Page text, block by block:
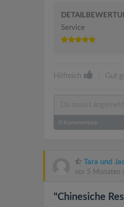
Service
Hilfreich Gut
0 Kommentare
Tara und
vor 5 Monaten
"Chinesiche